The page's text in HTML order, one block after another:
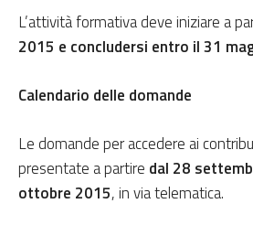
L’attività formativa deve iniziare a
2015 e concludersi entro il 31
Calendario delle domande
Le domande per accedere ai
presentate a partire dal 28
ottobre 2015, in via telematica.